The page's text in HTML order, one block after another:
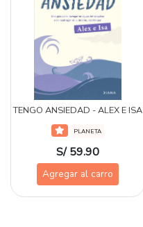
TENGO ANSIEDAD - ALEX E ISA
PLANETA
S/ 59.90
Agregar al carro